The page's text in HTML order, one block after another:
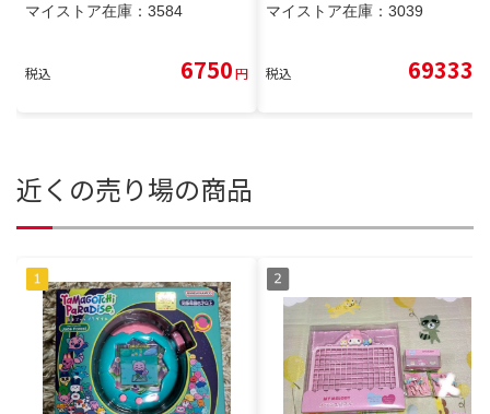
マイストア在庫： 3584
税込 6750円
マイストア在庫： 3039
税込 69333
近くの売り場の商品